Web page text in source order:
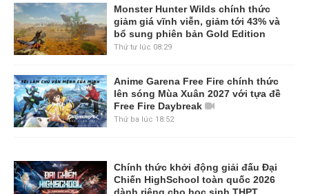
Monster Hunter Wilds chính thức
giảm giá vĩnh viễn, giảm tới 43% và
bổ sung phiên bản Gold Edition
Thứ tư lúc 08:29
Anime Garena Free Fire chính thức
lên sóng Mùa Xuân 2027 với tựa đề
Free Fire Daybreak
Thứ ba lúc 18:52
Chính thức khởi động giải đấu Đại
Chiến HighSchool toàn quốc 2026
dành riêng cho học sinh THPT